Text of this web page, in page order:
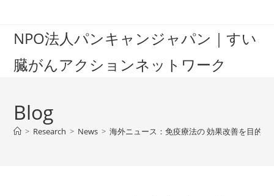
contentNPO法人パンキャンジャパン｜すい
臓がんアクションネットワーク
Blog
> Research > News > 海外ニュース：免疫療法の 効果改善を目的と